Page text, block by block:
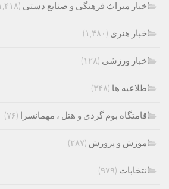
اخبار میراث فرهنگی و صنایع دستی (۱,۴۱۸)
اخبار هنری (۱,۴۸۰)
اخبار ورزشی (۱۲۸)
اطلاعیه ها (۳۴۸)
اقامتگاه بوم گردی و هتل ، مهمانسرا (۷۶)
اموزش و پرورش (۲۸۷)
انتخابات (۹۷۹)